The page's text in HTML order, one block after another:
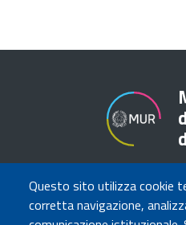
Questo sito utilizza cookie
corretta navigazione,